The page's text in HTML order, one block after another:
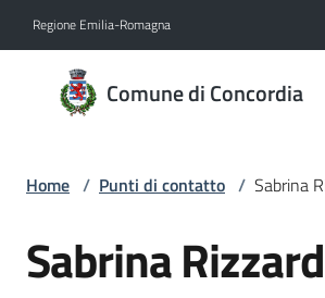
Regione Emilia-Romagna
Comune di Concordia
Comune
di
Home / Punti di contatto / Sabrina
Salta al contenuto
Sabrina